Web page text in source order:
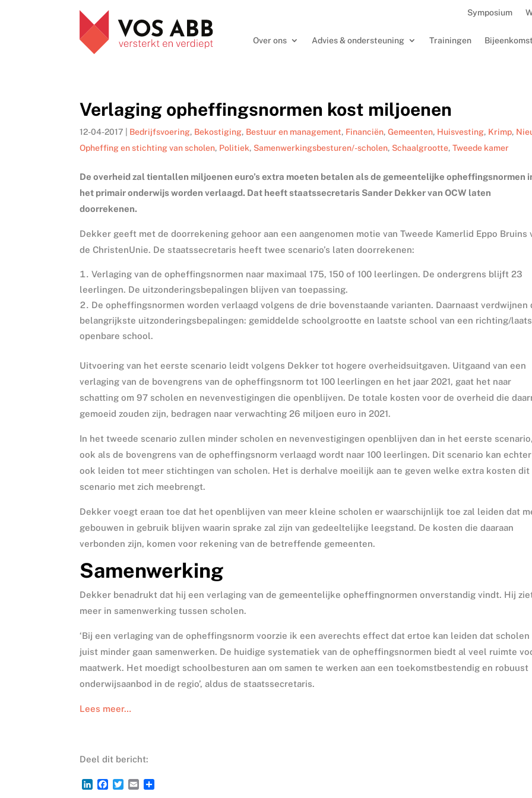
Symposium
Over ons Advies & ondersteuning Trainingen
Verlaging opheffingsnormen kost miljoenen
12-04-2017 Bedrijfsvoering, Bekostiging, Bestuur en management, Financiën,Gemeenten, Huisvesting, Krimp,
Opheffing en stichting van scholen, Politiek, Samenwerkingsbesturen/-scholen, Schaalgrootte,Tweede kamer
De overheid zal tientallen miljoenen euro’s extra moeten betalen als de gemeentelijke opheffingsnormen
het primair onderwijs worden verlaagd. Dat heeft staatssecretaris Sander Dekker van OCW laten
doorrekenen.
Dekker geeft met de doorrekening gehoor aan een aangenomen motie van Tweede Kamerlid Eppo Bruins
de ChristenUnie. De staatssecretaris heeft twee scenario’s laten doorrekenen:
Verlaging van de opheffingsnormen naar maximaal 175, 150 of 100 leerlingen. De ondergrens blijft 23
leerlingen. De uitzonderingsbepalingen blijven van toepassing.
De opheffingsnormen worden verlaagd volgens de drie bovenstaande varianten. Daarnaast verdwijnen
belangrijkste uitzonderingsbepalingen: gemiddelde schoolgrootte en laatste school van een richting/
openbare school.
Uitvoering van het eerste scenario leidt volgens Dekker tot hogere overheidsuitgaven. Uitgaand van een
verlaging van de bovengrens van de opheffingsnorm tot 100 leerlingen en het jaar 2021, gaat het naar
schatting om 97 scholen en nevenvestigingen die openblijven. De totale kosten voor de overheid die
gemoeid zouden zijn, bedragen naar verwachting 26 miljoen euro in 2021.
In het tweede scenario zullen minder scholen en nevenvestigingen openblijven dan in het eerste
ook als de bovengrens van de opheffingsnorm verlaagd wordt naar 100 leerlingen. Dit scenario kan echter
ook leiden tot meer stichtingen van scholen. Het is derhalve moeilijk aan te geven welke extra kosten dit
scenario met zich meebrengt.
Dekker voegt eraan toe dat het openblijven van meer kleine scholen er waarschijnlijk toe zal leiden dat
gebouwen in gebruik blijven waarin sprake zal zijn van gedeeltelijke leegstand. De kosten die daaraan
verbonden zijn, komen voor rekening van de betreffende gemeenten.
Samenwerking
Dekker benadrukt dat hij een verlaging van de gemeentelijke opheffingnormen onverstandig vindt. Hij
meer in samenwerking tussen scholen.
‘Bij een verlaging van de opheffingsnorm voorzie ik een averechts effect dat ertoe kan leiden dat scholen
juist minder gaan samenwerken. De huidige systematiek van de opheffingsnormen biedt al veel ruimte
maatwerk. Het moedigt schoolbesturen aan om samen te werken aan een toekomstbestendig en robuust
onderwijsaanbod in de regio’, aldus de staatssecretaris.
Lees meer…
Deel dit bericht:
L
F
T
E